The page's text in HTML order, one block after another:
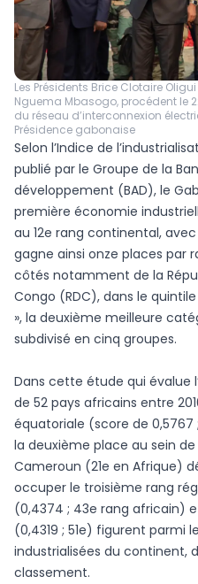
Les Présidents Brice Clotaire
Nguema Mbasogo, procédent le
du réseau d’interconnexion
Présidence gabonaise
Selon l’Indice de
publié par le Groupe de la
développement (BAD), le
première économie
au 12e rang continental,
gagne ainsi onze places par
côtés notamment de la
Congo (RDC), dans le
», la deuxième meilleure
subdivisé en cinq groupes.
Dans cette étude qui évalue
de 52 pays africains entre
équatoriale (score de
la deuxième place au sein de
Cameroun (21e en Afrique)
occuper le troisième rang
(0,4374 ; 43e rang africain)
(0,4319 ; 51e) figurent parmi
industrialisées du continent,
classement.